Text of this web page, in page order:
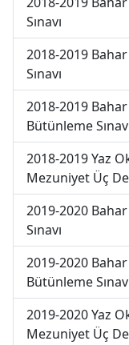
Sınavı
2018-2019
Sınavı
2018-2019
Bütünleme
2018-2019 Yaz
Mezuniyet Üç
2019-2020
Sınavı
2019-2020
Bütünleme
2019-2020 Yaz
Mezuniyet Üç